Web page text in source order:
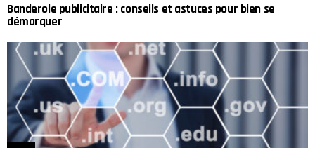
Banderole publicitaire : conseils et astuces pour bien se
démarquer